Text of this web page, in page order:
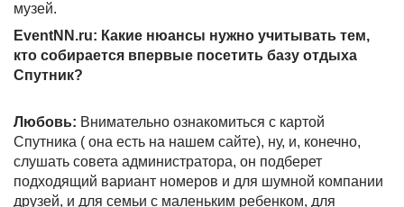
музей.
EventNN.ru: Какие нюансы нужно учитывать тем,
кто собирается впервые посетить базу отдыха
Спутник?
Любовь: Внимательно ознакомиться с картой
Спутника ( она есть на нашем сайте), ну, и, конечно,
слушать совета администратора, он подберет
подходящий вариант номеров и для шумной компании
друзей, и для семьи с маленьким ребенком, для